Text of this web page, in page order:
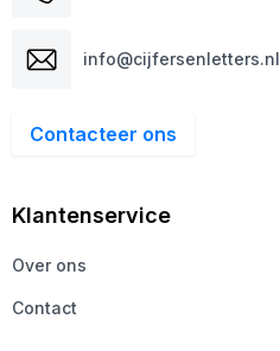
info@cijfersenletters.nl
Contacteer ons
Klantenservice
Over ons
Contact